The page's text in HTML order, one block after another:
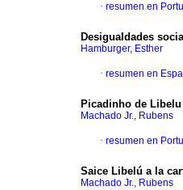
· resumen en
Desigualdades
Hamburger, Esther
· resumen en
Picadinho de
Machado Jr., Rubens
· resumen en
Saice Libelú a la
Machado Jr., Rubens